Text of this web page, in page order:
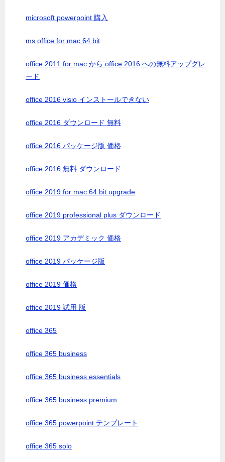
microsoft powerpoint 購入
ms office for mac 64 bit
office 2011 for mac から office 2016 への無料アップグレ
ード
office 2016 visio インストールできない
office 2016 ダウンロード 無料
office 2016 パッケージ版 価格
office 2016 無料 ダウンロード
office 2019 for mac 64 bit upgrade
office 2019 professional plus ダウンロード
office 2019 アカデミック 価格
office 2019 パッケージ版
office 2019 価格
office 2019 試用 版
office 365
office 365 business
office 365 business essentials
office 365 business premium
office 365 powerpoint テンプレート
office 365 solo